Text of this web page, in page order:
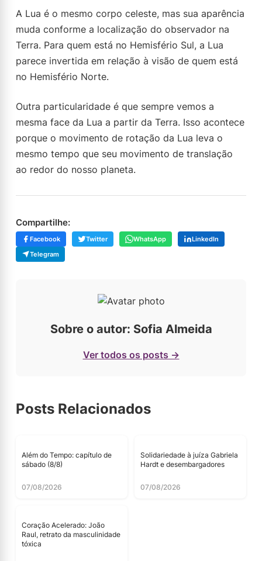
A Lua é o mesmo corpo celeste, mas sua aparência
muda conforme a localização do observador na
Terra. Para quem está no Hemisfério Sul, a Lua
parece invertida em relação à visão de quem está
no Hemisfério Norte.
Outra particularidade é que sempre vemos a
mesma face da Lua a partir da Terra. Isso acontece
porque o movimento de rotação da Lua leva o
mesmo tempo que seu movimento de translação
ao redor do nosso planeta.
Compartilhe:
Facebook Twitter WhatsApp
LinkedIn
Telegram
Sobre o autor: Sofia Almeida
Ver todos os posts →
Posts Relacionados
Além do Tempo: capítulo de
sábado (8/8)
07/08/2026
Solidariedade à juíza Gabriela
Hardt e desembargadores
07/08/2026
Coração Acelerado: João
Raul, retrato da masculinidade
tóxica